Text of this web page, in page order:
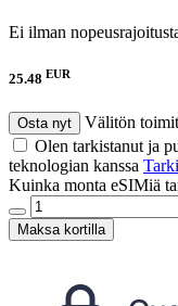
Ei ilman
25.48 EUR
Osta nyt
Välitön
Olen tarkistanut ja
teknologian kanssa
Kuinka monta eSIMiä
Maksa kortilla